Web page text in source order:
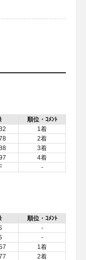
順位・ｺﾒﾝﾄ
1着
2着
3着
4着
-
順位・ｺﾒﾝﾄ
-
-
1着
2着